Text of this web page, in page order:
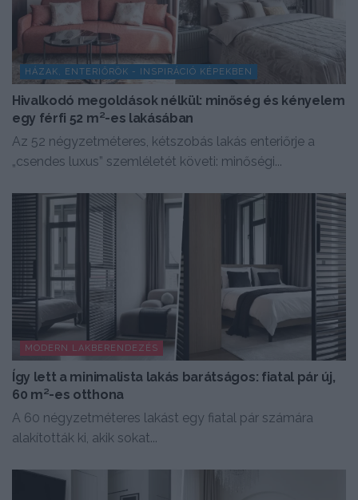
HÁZAK, ENTERIŐRÖK - INSPIRÁCIÓ KÉPEKBEN
Hivalkodó megoldások nélkül: minőség és kényelem
egy férfi 52 m²-es lakásában
Az 52 négyzetméteres, kétszobás lakás enteriőrje a
„csendes luxus” szemléletét követi: minőségi...
MODERN LAKBERENDEZÉS
Így lett a minimalista lakás barátságos: fiatal pár új,
60 m²-es otthona
A 60 négyzetméteres lakást egy fiatal pár számára
alakították ki, akik sokat...